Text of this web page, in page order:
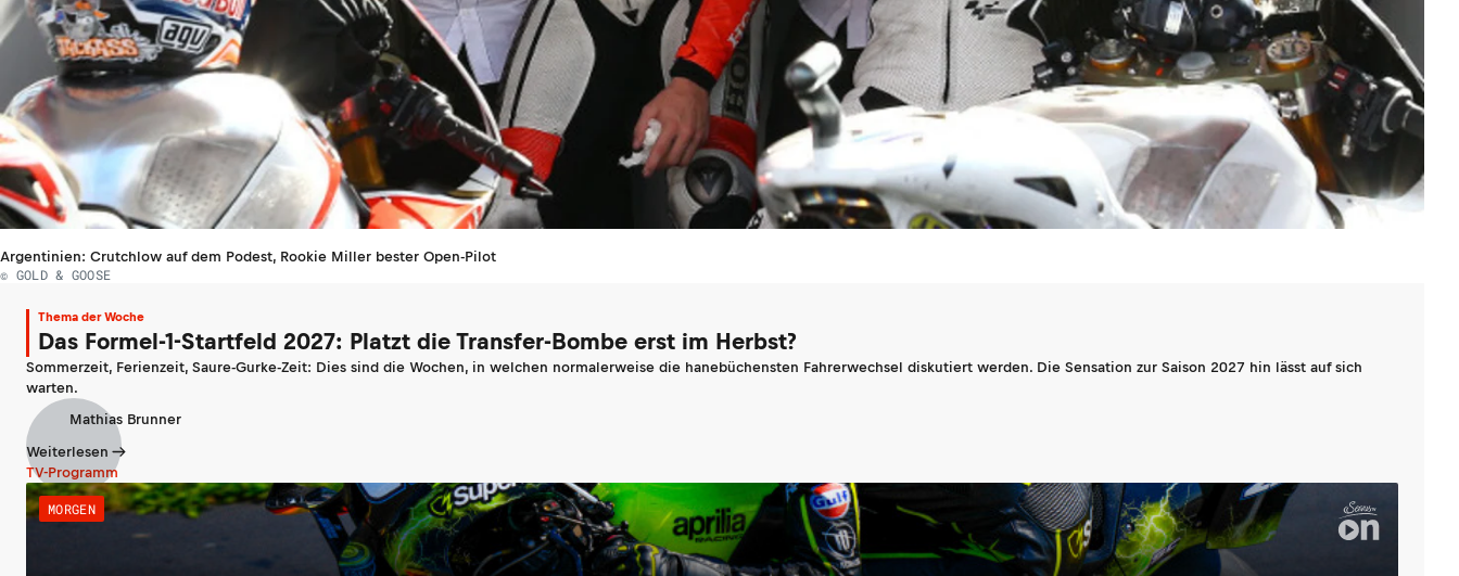
Argentinien: Crutchlow auf dem Podest, Rookie Miller bester Open-Pilot
© GOLD & GOOSE
Thema der Woche
Das Formel-1-Startfeld 2027: Platzt die Transfer-Bombe erst im Herbst?
Sommerzeit, Ferienzeit, Saure-Gurke-Zeit: Dies sind die Wochen, in welchen normalerweise die hanebüchensten Fahrerwechsel diskutiert werden. Die Sensation zur Saison 2027 hin lässt auf sich
warten.
Mathias Brunner
Weiterlesen
TV-Programm
MORGEN